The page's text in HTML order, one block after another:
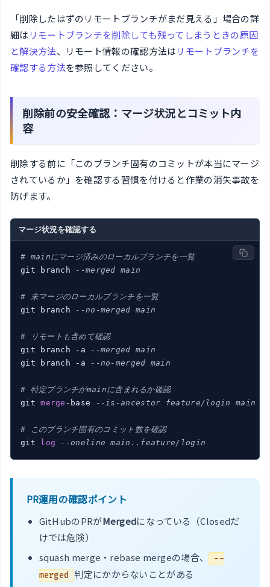
「削除したはずのリモートブランチがまだ見える」場合の詳
細は リモートブランチを削除しても残ってしまうときの原因
と解決方法、リモート情報の確認方法はリモートブランチを
確認する方法を参照してください。
削除前の安全確認：マージ状況とコミット内
容
削除する前に「このブランチ固有のコミットが本当にマージ
されているか」を確認する習慣を付けると作業の消失事故を
防げます。
マージ状況を確認する
# mainにマージ済みのローカルブランチを一覧
git branch
--merged main
# 未マージのローカルブランチを一覧
git branch
--no-merged main
# リモートも含めて確認
git branch -a
--merged main
git branch -a
--no-merged main
# 特定ブランチがmainに含まれるか確認
git merge -base --is-ancestor feature/login main &&
# このブランチ固有のコミット数を確認
git log --oneline main..feature/login
PR運用の確認ポイント
GitHubのPRがMergedになっている（Closedだ
けでは危険）
squash merge・rebase mergeの場合、
--
merged
判定にかからないことがある